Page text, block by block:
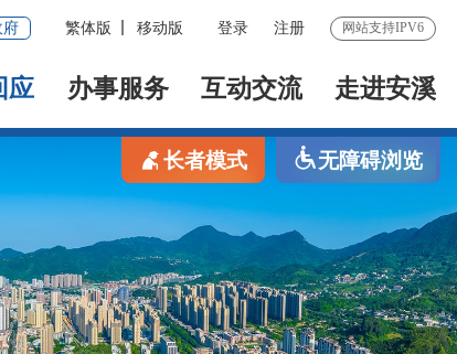
府 繁体版 移动版 登录 注册 网站支持IPV6
应 办事服务 互动交流 走进安溪
长者模式 无障碍浏览